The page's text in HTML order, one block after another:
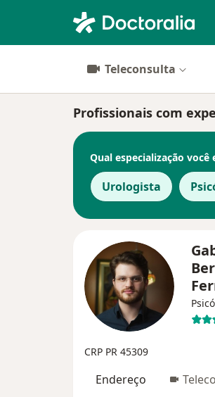
Teleconsulta
Profissionais com
Qual especialização
Urologista
CRP PR 45309
Endereço